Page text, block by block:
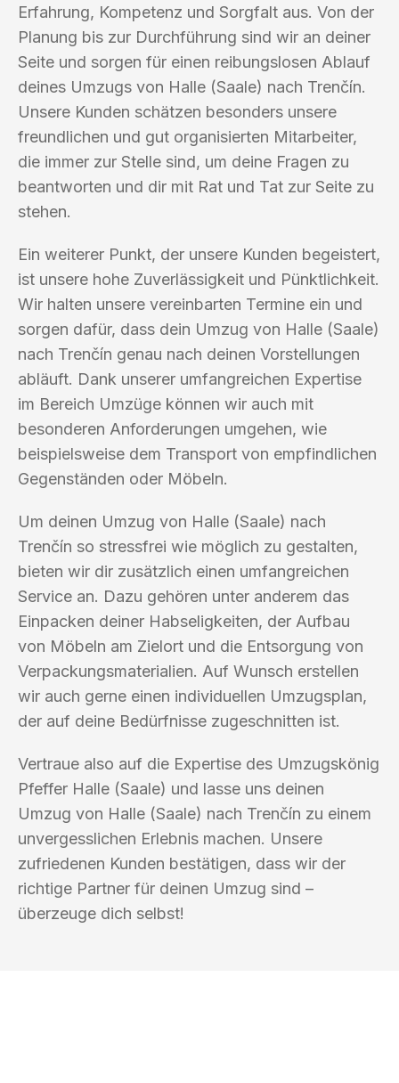
Erfahrung, Kompetenz und Sorgfalt aus. Von der
Planung bis zur Durchführung sind wir an deiner
Seite und sorgen für einen reibungslosen Ablauf
deines Umzugs von Halle (Saale) nach Trenčín.
Unsere Kunden schätzen besonders unsere
freundlichen und gut organisierten Mitarbeiter,
die immer zur Stelle sind, um deine Fragen zu
beantworten und dir mit Rat und Tat zur Seite zu
stehen.
Ein weiterer Punkt, der unsere Kunden begeistert,
ist unsere hohe Zuverlässigkeit und Pünktlichkeit.
Wir halten unsere vereinbarten Termine ein und
sorgen dafür, dass dein Umzug von Halle (Saale)
nach Trenčín genau nach deinen Vorstellungen
abläuft. Dank unserer umfangreichen Expertise
im Bereich Umzüge können wir auch mit
besonderen Anforderungen umgehen, wie
beispielsweise dem Transport von empfindlichen
Gegenständen oder Möbeln.
Um deinen Umzug von Halle (Saale) nach
Trenčín so stressfrei wie möglich zu gestalten,
bieten wir dir zusätzlich einen umfangreichen
Service an. Dazu gehören unter anderem das
Einpacken deiner Habseligkeiten, der Aufbau
von Möbeln am Zielort und die Entsorgung von
Verpackungsmaterialien. Auf Wunsch erstellen
wir auch gerne einen individuellen Umzugsplan,
der auf deine Bedürfnisse zugeschnitten ist.
Vertraue also auf die Expertise des Umzugskönig
Pfeffer Halle (Saale) und lasse uns deinen
Umzug von Halle (Saale) nach Trenčín zu einem
unvergesslichen Erlebnis machen. Unsere
zufriedenen Kunden bestätigen, dass wir der
richtige Partner für deinen Umzug sind –
überzeuge dich selbst!